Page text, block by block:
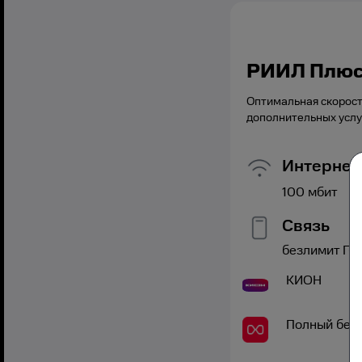
РИИЛ
Оптимальная
дополнительных
Интернет
100 мбит
Связь
безлимитГб,
КИОН
Полный